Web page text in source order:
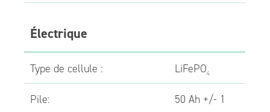
Électrique
Type de cellule : LiFePO4
Pile:
50 Ah +/- 1